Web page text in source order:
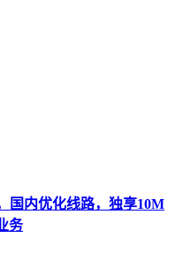
国内优化线路，独享10M
务